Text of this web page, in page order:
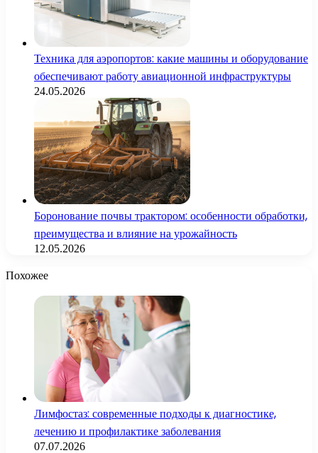
Техника для аэропортов: какие машины и оборудование
обеспечивают работу авиационной инфраструктуры
24.05.2026
Боронование почвы трактором: особенности обработки,
преимущества и влияние на урожайность
12.05.2026
Похожее
Лимфостаз: современные подходы к диагностике,
лечению и профилактике заболевания
07.07.2026